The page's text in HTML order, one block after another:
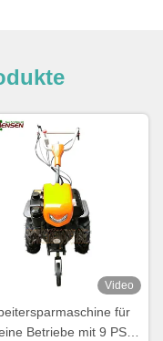
Video
für
Betriebe mit 9 PS